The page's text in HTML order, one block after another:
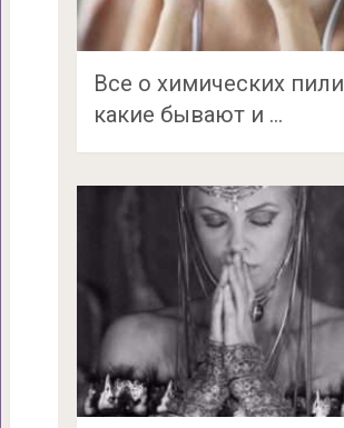
Все о химических
какие бывают и …